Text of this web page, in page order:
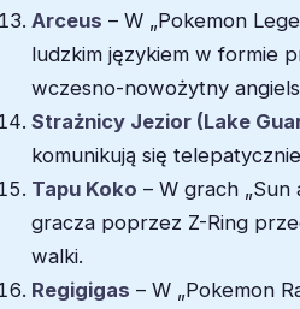
Arceus – W „Pokemon
ludzkim językiem w formie
wczesno-nowożytny
Strażnicy Jezior (Lake
komunikują się
Tapu Koko – W grach
gracza poprzez Z-Ring
walki.
Regigigas – W „Pokemon